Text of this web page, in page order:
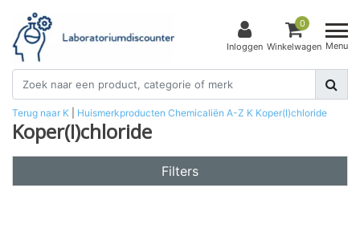
Inloggen
0
Winkelwagen Menu
Terug naar K Huismerkproducten Chemicaliën A-Z K Koper(I)chloride
Koper(I)chloride
Filters